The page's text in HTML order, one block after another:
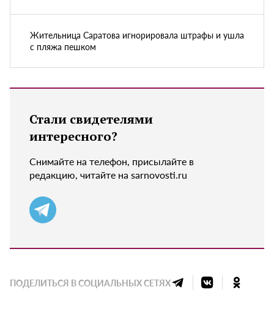
Жительница Саратова игнорировала штрафы и ушла
с пляжа пешком
Стали свидетелями
интересного?
Снимайте на телефон, присылайте в
редакцию, читайте на sarnovosti.ru
ПОДЕЛИТЬСЯ В СОЦИАЛЬНЫХ СЕТЯХ